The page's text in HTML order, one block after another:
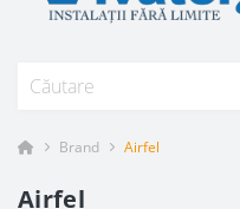
Brand Airfel
Airfel